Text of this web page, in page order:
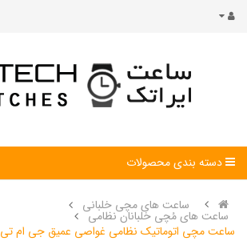
دسته بندی محصولات
ساعت های مچی خلبانی
ساعت های مُچی خلبانان نظامی
ساعت مچی اتوماتیک نظامی غواصی عمیق جی ام تی CB-2000A-D2-MB